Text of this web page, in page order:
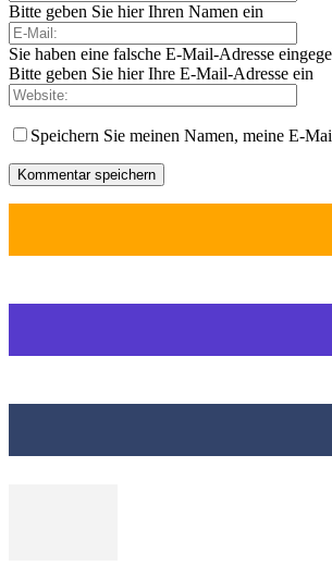
Bitte geben Sie hier Ihren Namen ein
Sie haben eine falsche E-Mail-Adresse
Bitte geben Sie hier Ihre E-Mail-Adresse ein
Speichern Sie meinen Namen, meine E-